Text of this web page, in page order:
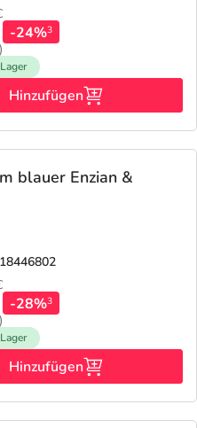
-24%3
Hinzufügen
blauer Enzian &
-28%3
Hinzufügen